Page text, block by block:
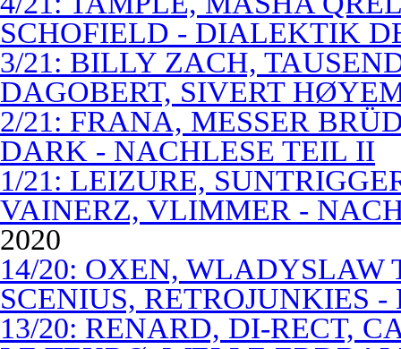
SCHOFIELD - DIALEKTIK
3/21: BILLY ZACH,
DAGOBERT, SIVERT
2/21: FRANA, MESSER
DARK - NACHLESE TEIL II
1/21: LEIZURE,
VAINERZ, VLIMMER -
2020
14/20: OXEN, WLADYSLAW
SCENIUS, RETROJUNKIES
13/20: RENARD, DI-RECT,